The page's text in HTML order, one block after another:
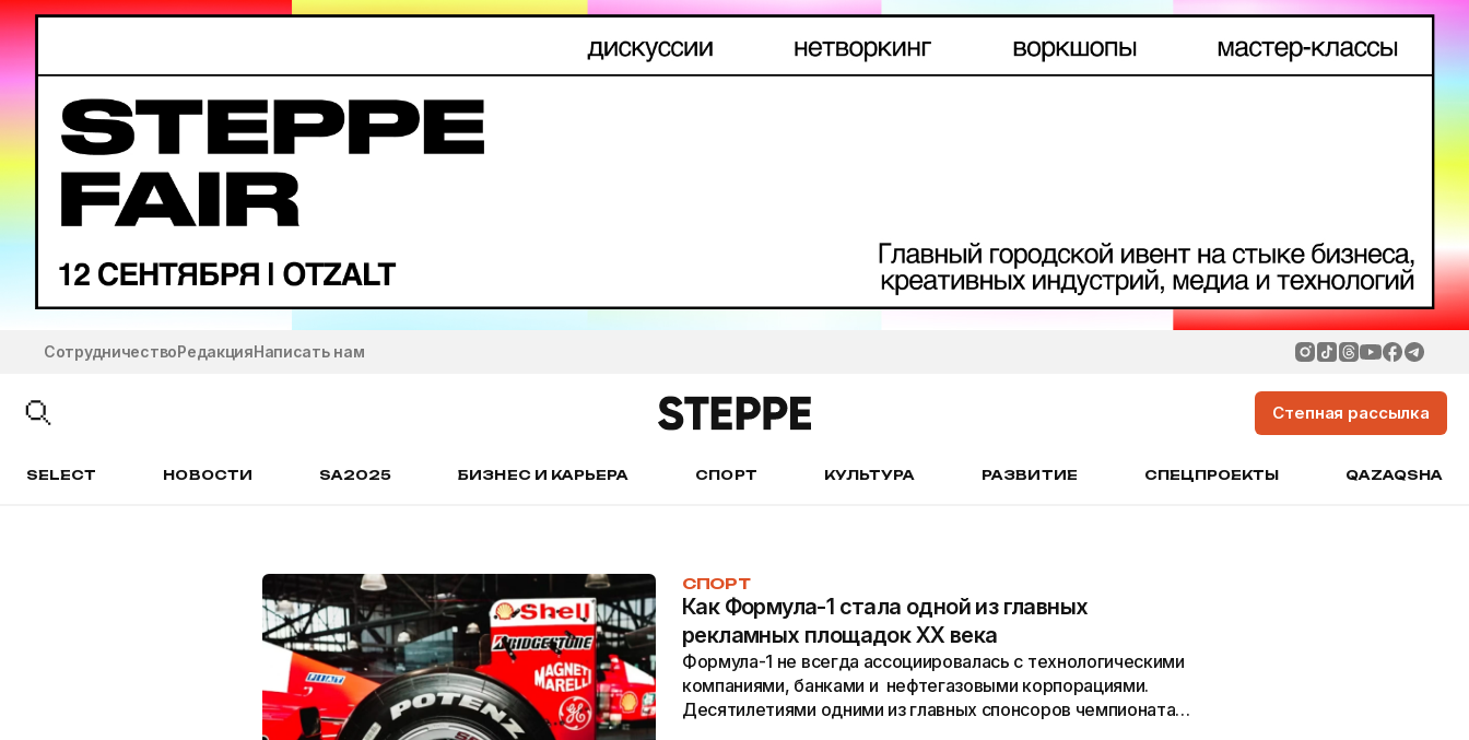
СотрудничествоРедакцияНаписать нам
Степная рассылка
SELECT НОВОСТИ SA2025 БИЗНЕС И КАРЬЕРА СПОРТ КУЛЬТУРА РАЗВИТИЕ СПЕЦПРОЕКТЫ QAZAQSHA
СПОРТ
Как Формула-1 стала одной из главных
рекламных площадок XX века
Формула-1 не всегда ассоциировалась с технологическими
компаниями, банками и нефтегазовыми корпорациями.
Десятилетиями одними из главных спонсоров чемпионата